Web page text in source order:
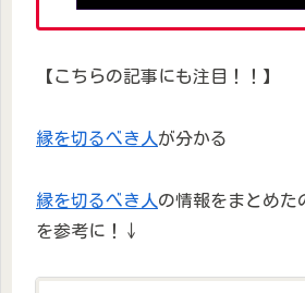
【こちらの記事にも注目！！】
縁を切るべき人が分かる
縁を切るべき人 の情報をまとめた
を参考に！↓